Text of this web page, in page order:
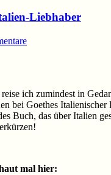
Liebhaber
ich zumindest in
bei Goethes
Buch, das über Italien
mal hier: